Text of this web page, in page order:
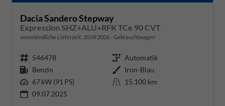
Dacia Sandero Stepway
Expression SHZ+ALU+RFK TCe 90 CVT
unverbindliche Lieferzeit: 20.09.2026 Gebrauchtwagen
Fahrzeugnr. 546478 Getriebe Automatik
Kraftstoff Benzin Außenfarbe Iron-Blau
Leistung 67 kW (91 PS) Kilometerstand 15.100 km
09.07.2025